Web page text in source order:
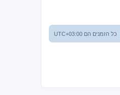
כל הזמנים הם UTC+03:00